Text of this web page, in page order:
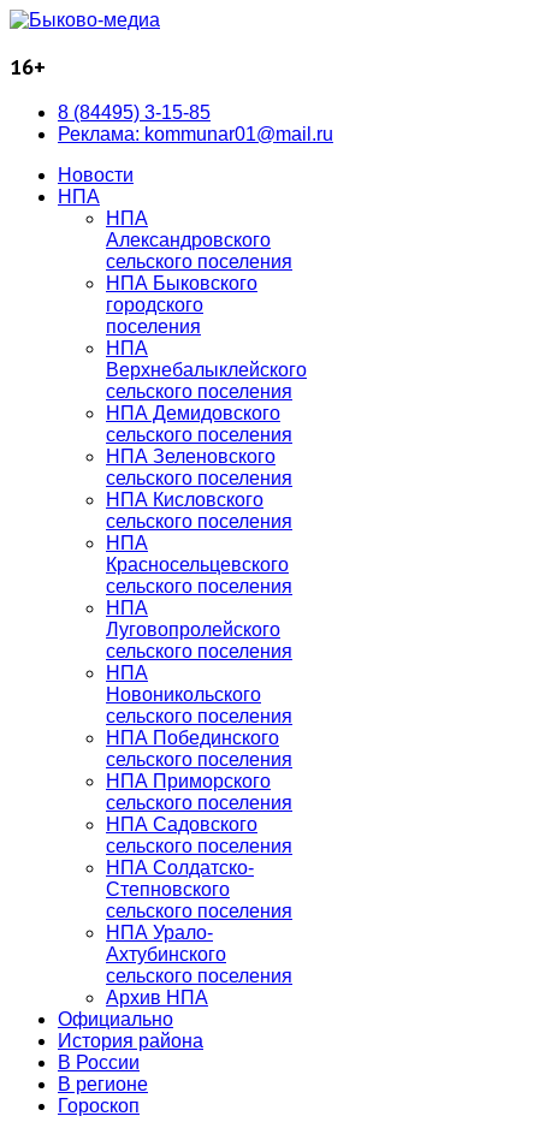
16+
8 (84495) 3-15-85
Реклама: kommunar01@mail.ru
Новости
НПА
НПА
Александровского
сельского поселения
НПА Быковского
городского
поселения
НПА
Верхнебалыклейского
сельского поселения
НПА Демидовского
сельского поселения
НПА Зеленовского
сельского поселения
НПА Кисловского
сельского поселения
НПА
Красносельцевского
сельского поселения
НПА
Луговопролейского
сельского поселения
НПА
Новоникольского
сельского поселения
НПА Побединского
сельского поселения
НПА Приморского
сельского поселения
НПА Садовского
сельского поселения
НПА Солдатско-
Степновского
сельского поселения
НПА Урало-
Ахтубинского
сельского поселения
Архив НПА
Официально
История района
В России
В регионе
Гороскоп